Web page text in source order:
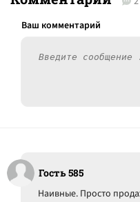
Гость 585
Наивные. Просто